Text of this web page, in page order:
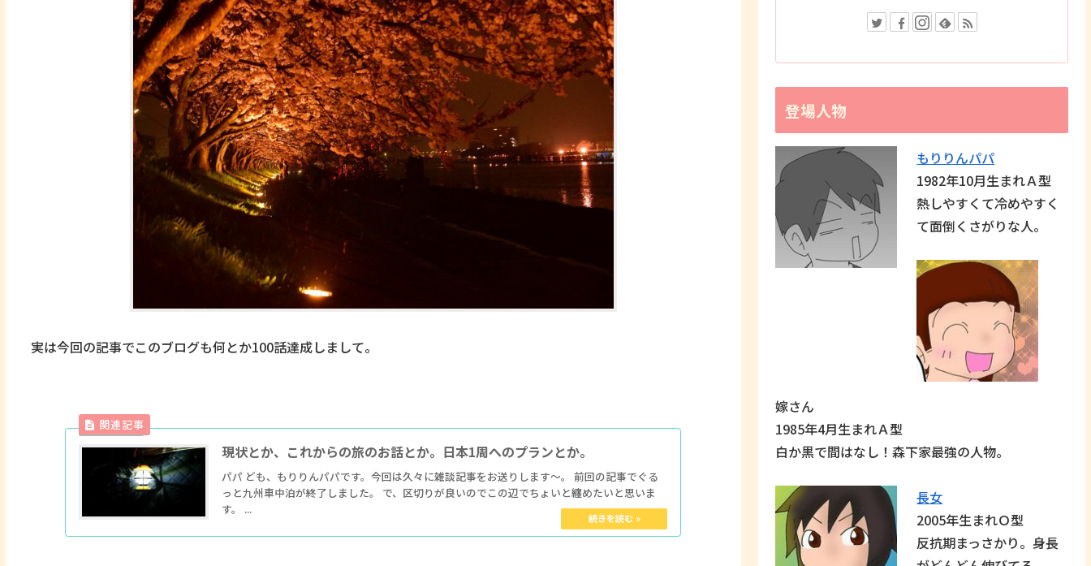
実は今回の記事でこのブログも何とか100話達成しまして。
現状とか、これからの旅のお話とか。日本1周へのプランとか。
パパ ども、もりりんパパです。今回は久々に雑談記事をお送りします～。 前回の記事でぐる
っと九州車中泊が終了しました。 で、区切りが良いのでこの辺でちょいと纏めたいと思いま
す。 ...
登場人物
もりりんパパ
1982年10月生まれＡ型
熱しやすくて冷めやすく
て面倒くさがりな人。
嫁さん
1985年4月生まれＡ型
白か黒で間はなし！森下家最強の人物。
長女
2005年生まれＯ型
反抗期まっさかり。身長